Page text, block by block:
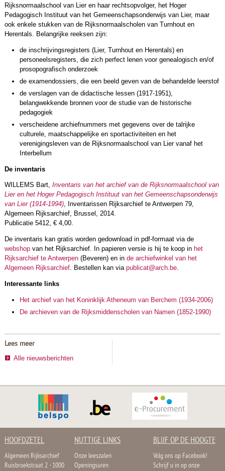
Rijksnormaalschool van Lier en haar rechtsopvolger, het Hoger
Pedagogisch Instituut van het Gemeenschapsonderwijs van Lier, maar
ook enkele stukken van de Rijksnormaalscholen van Turnhout en
Herentals. Belangrijke reeksen zijn:
de inschrijvingsregisters (Lier, Turnhout en Herentals) en
personeelsregisters, die zich perfect lenen voor genealogisch en/of
prosopografisch onderzoek
de examendossiers, die een beeld geven van de behandelde leerstof
de verslagen van de didactische lessen (1917-1951),
belangwekkende bronnen voor de studie van de historische
pedagogiek
verscheidene archiefnummers met gegevens over de talrijke
culturele, maatschappelijke en sportactiviteiten en het
verenigingsleven van de Rijksnormaalschool van Lier vanaf het
Interbellum
De inventaris
WILLEMS Bart, Inventaris van het archief van de Rijksnormaalschool van
Lier en het Hoger Pedagogisch Instituut van het Gemeenschapsonderwijs
van Lier (1914-1994), Inventarissen Rijksarchief te Antwerpen 79,
Algemeen Rijksarchief, Brussel, 2014.
Publicatie 5412, € 4,00.
De inventaris kan gratis worden gedownload in pdf-formaat via de
webshopvan het Rijksarchief. In papieren versie is hij te koop in het
Rijksarchief te Antwerpen(Beveren) en in de archiefwinkel van het
Algemeen Rijksarchief. Bestellen kan via publicat@arch.be.
Interessante links
Het archief van het Koninklijk Atheneum van Berchem (1934-2006)
De archieven van de Rijksmiddenscholen van Namen (1852-1990)
Lees meer
Alle nieuwsberichten
HOOFDZETEL
Algemeen Rijksarchief
Ruisbroekstraat 2 - 1000
NUTTIGE LINKS
Onze leeszalen
Openingsuren
BLIJF OP DE HOOGTE
Volg ons op Facebook!
Schrijf u in op onze